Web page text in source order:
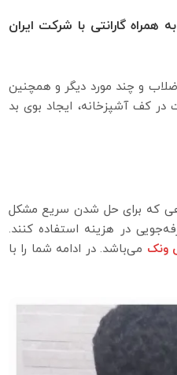
عزیز به همراه گارانتی با شرکت ایران
و چند مورد دیگر و همچنین
در کف آشپزخانه، ایجاد بوی بد
که برای حل شدن سریع مشکل
در هزینه استفاده کنند.
ونک می‌باشد. در ادامه شما را با